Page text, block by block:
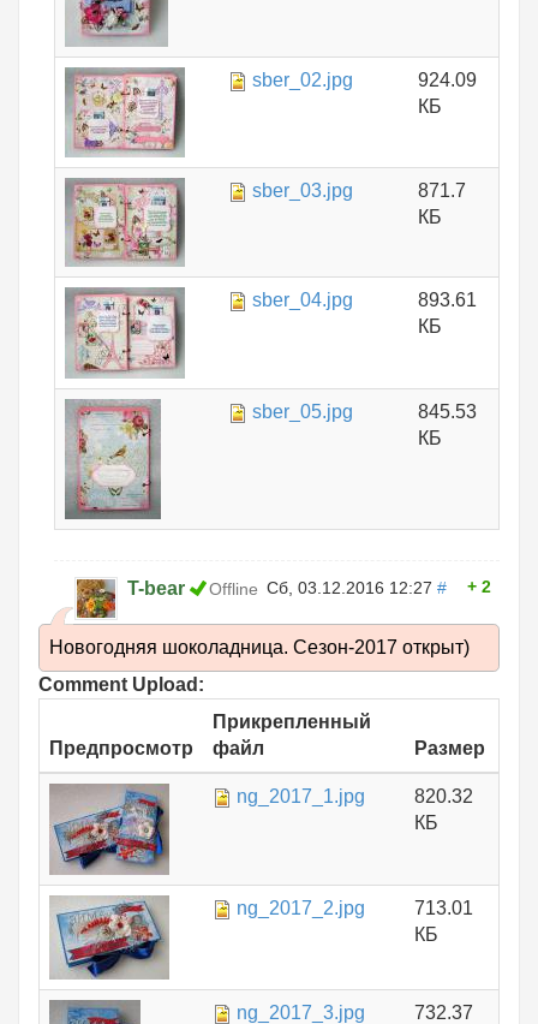
sber_02.jpg
924.09
КБ
sber_03.jpg
871.7
КБ
sber_04.jpg
893.61
КБ
sber_05.jpg
845.53
КБ
T-bear Offline Сб, 03.12.2016 12:27 # 2
Новогодняя шоколадница. Сезон-2017 открыт)
Comment Upload:
Предпросмотр
Прикрепленный
файл
Размер
ng_2017_1.jpg
820.32
КБ
ng_2017_2.jpg
713.01
КБ
ng_2017_3.jpg
732.37